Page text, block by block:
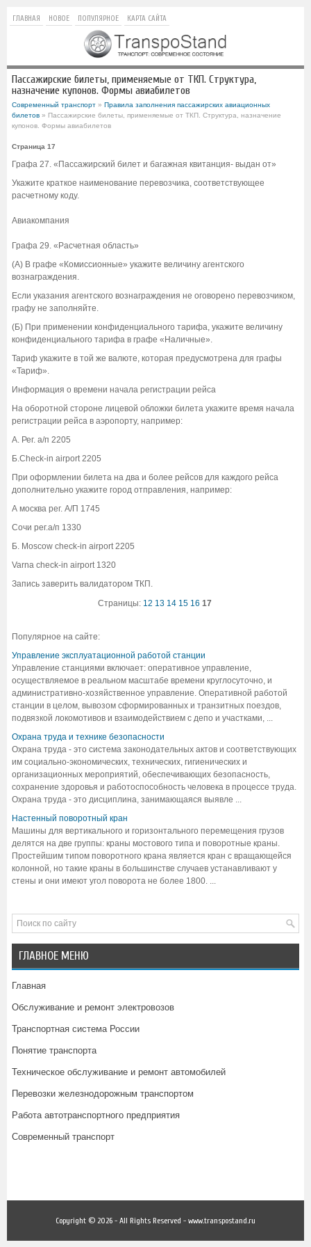
ГЛАВНАЯ НОВОЕ ПОПУЛЯРНОЕ КАРТА САЙТА
Пассажирские билеты, применяемые от ТКП. Структура,
назначение купонов. Формы авиабилетов
Современный транспорт » Правила заполнения пассажирских авиационных
билетов » Пассажирские билеты, применяемые от ТКП. Структура, назначение
купонов. Формы авиабилетов
Страница 17
Графа 27. «Пассажирский билет и багажная квитанция- выдан от»
Укажите краткое наименование перевозчика, соответствующее
расчетному коду.
Авиакомпания
Графа 29. «Расчетная область»
(А) В графе «Комиссионные» укажите величину агентского
вознаграждения.
Если указания агентского вознаграждения не оговорено перевозчиком,
графу не заполняйте.
(Б) При применении конфиденциального тарифа, укажите величину
конфиденциального тарифа в графе «Наличные».
Тариф укажите в той же валюте, которая предусмотрена для графы
«Тариф».
Информация о времени начала регистрации рейса
На оборотной стороне лицевой обложки билета укажите время начала
регистрации рейса в аэропорту, например:
А. Рег. а/п 2205
Б.Check-in airport 2205
При оформлении билета на два и более рейсов для каждого рейса
дополнительно укажите город отправления, например:
А москва рег. А/П 1745
Сочи рег.а/п 1330
Б. Moscow check-in airport 2205
Varna check-in airport 1320
Запись заверить валидатором ТКП.
Страницы: 12 13 14 15 16 17
Популярное на сайте:
Управление эксплуатационной работой станции
Управление станциями включает: оперативное управление,
осуществляемое в реальном масштабе времени круглосуточно, и
административно-хозяйственное управление. Оперативной работой
станции в целом, вывозом сформированных и транзитных поездов,
подвязкой локомотивов и взаимодействием с депо и участками, ...
Охрана труда и технике безопасности
Охрана труда - это система законодательных актов и соответствующих
им социально-экономических, технических, гигиенических и
организационных мероприятий, обеспечивающих безопасность,
сохранение здоровья и работоспособность человека в процессе труда.
Охрана труда - это дисциплина, занимающаяся выявле ...
Настенный поворотный кран
Машины для вертикального и горизонтального перемещения грузов
делятся на две группы: краны мостового типа и поворотные краны.
Простейшим типом поворотного крана является кран с вращающейся
колонной, но такие краны в большинстве случаев устанавливают у
стены и они имеют угол поворота не более 1800. ...
ГЛАВНОЕ МЕНЮ
Главная
Обслуживание и ремонт электровозов
Транспортная система России
Понятие транспорта
Техническое обслуживание и ремонт автомобилей
Перевозки железнодорожным транспортом
Работа автотранспортного предприятия
Современный транспорт
Copyright © 2026 - All Rights Reserved - www.transpostand.ru